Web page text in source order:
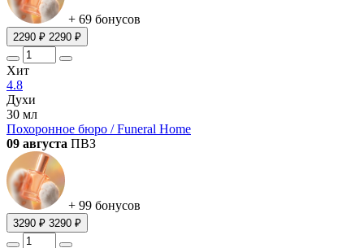
+ 69 бонусов
2290 ₽ 2290 ₽
Хит
4.8
Духи
30 мл
Похоронное бюро / Funeral Home
09 августа ПВЗ
+ 99 бонусов
3290 ₽ 3290 ₽